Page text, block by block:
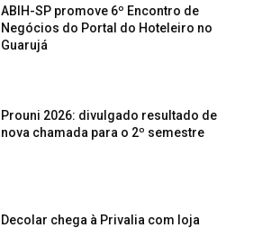
ABIH-SP promove 6º Encontro de
Negócios do Portal do Hoteleiro no
Guarujá
Prouni 2026: divulgado resultado de
nova chamada para o 2º semestre
Decolar chega à Privalia com loja